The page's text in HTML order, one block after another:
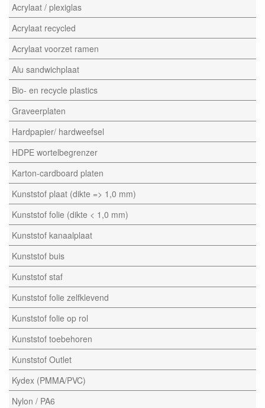
Acrylaat / plexiglas
Acrylaat recycled
Acrylaat voorzet ramen
Alu sandwichplaat
Bio- en recycle plastics
Graveerplaten
Hardpapier/ hardweefsel
HDPE wortelbegrenzer
Karton-cardboard platen
Kunststof plaat (dikte => 1,0 mm)
Kunststof folie (dikte < 1,0 mm)
Kunststof kanaalplaat
Kunststof buis
Kunststof staf
Kunststof folie zelfklevend
Kunststof folie op rol
Kunststof toebehoren
Kunststof Outlet
Kydex (PMMA/PVC)
Nylon / PA6